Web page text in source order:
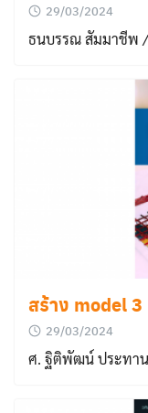
29/03/2024
ธนบรรณ สัมมาชีพ
สร้าง model
29/03/2024
ศ. ฐิติพัฒน์ ประทา